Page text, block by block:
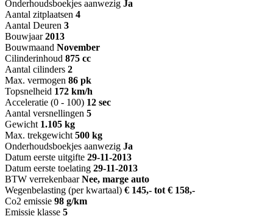
Onderhoudsboekjes aanwezig Ja
Aantal zitplaatsen 4
Aantal Deuren 3
Bouwjaar 2013
Bouwmaand November
Cilinderinhoud 875 cc
Aantal cilinders 2
Max. vermogen 86 pk
Topsnelheid 172 km/h
Acceleratie (0 - 100) 12 sec
Aantal versnellingen 5
Gewicht 1.105 kg
Max. trekgewicht 500 kg
Onderhoudsboekjes aanwezig Ja
Datum eerste uitgifte 29-11-2013
Datum eerste toelating 29-11-2013
BTW verrekenbaar Nee, marge auto
Wegenbelasting (per kwartaal) € 145,- tot € 158,-
Co2 emissie 98 g/km
Emissie klasse 5